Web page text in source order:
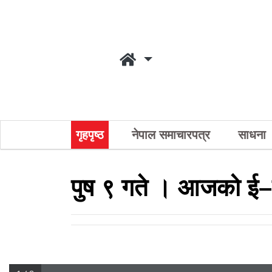
गृहपृष्ठ नेपाल समाचारपत्र साधना
पुष ९ गते । आजको